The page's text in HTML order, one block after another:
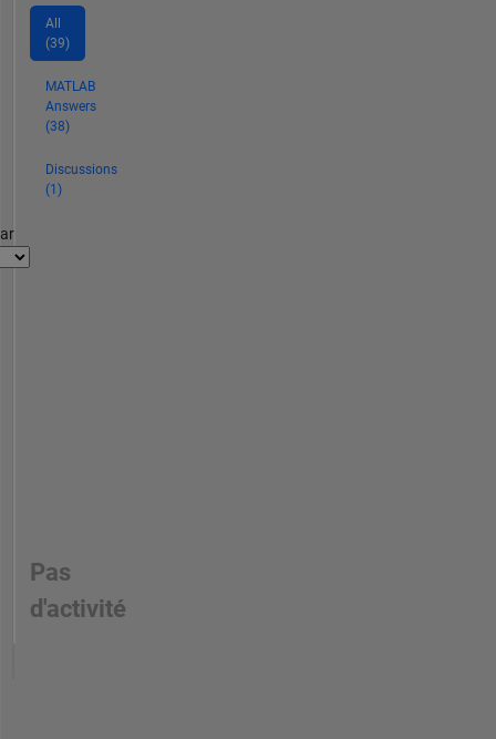
All
(39)
MATLAB
Answers
(38)
Discussions
(1)
Pas
d'activité